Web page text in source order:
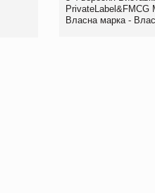
PrivateLabel&FMCG
Власна марка -